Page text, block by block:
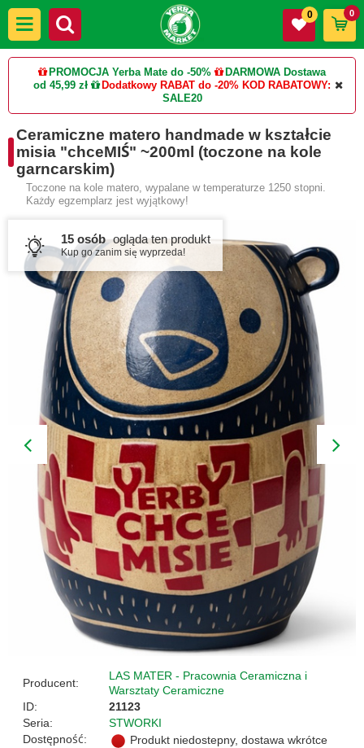
PROMOCJA Yerba Mate do -50%
DARMOWA Dostawa
od 45,99 zł
Dodatkowy RABAT do -20% KOD RABATOWY:
SALE20
0 0
Ceramiczne matero handmade w kształcie
misia "chceMIŚ" ~200ml (toczone na kole
garncarskim)
Toczone na kole matero, wypalane w temperaturze 1250 stopni.
Każdy egzemplarz jest wyjątkowy!
15 osób ogląda ten produkt
Kup go zanim się wyprzeda!
Producent:
LAS MATER - Pracownia Ceramiczna i
Warsztaty Ceramiczne
ID:
21123
Seria:
STWORKI
Dostępność:
Produkt niedostepny, dostawa wkrótce